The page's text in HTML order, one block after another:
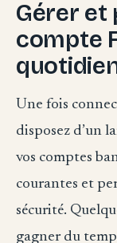
Gérer et
compte
Une fois
disposez d’un
vos comptes
courantes et
sécurité.
gagner du